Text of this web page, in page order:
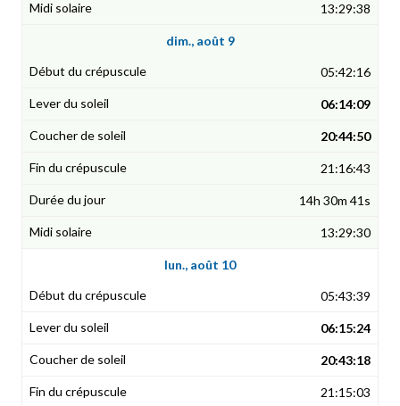
13:29:38
dim., août 9
05:42:16
06:14:09
20:44:50
21:16:43
14h 30m 41s
13:29:30
lun., août 10
05:43:39
06:15:24
20:43:18
21:15:03